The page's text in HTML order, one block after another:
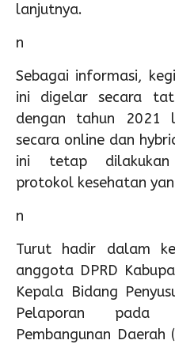
lanjutnya.
n
Sebagai informasi,
ini digelar secara
dengan tahun 2021
secara online dan
ini tetap dilakukan
protokol kesehatan
n
Turut hadir dalam
anggota DPRD
Kepala Bidang
Pelaporan pada
Pembangunan